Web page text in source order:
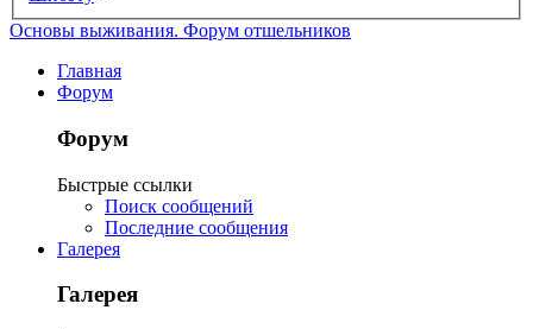
Основы выживания. Форум отшельников
Главная
Форум
Форум
Быстрые ссылки
Поиск сообщений
Последние сообщения
Галерея
Галерея